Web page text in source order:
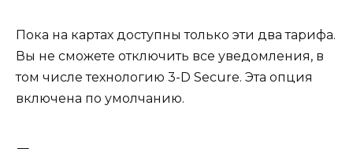
Пока на картах доступны только эти два тарифа.
Вы не сможете отключить все уведомления, в
том числе технологию 3-D Secure. Эта опция
включена по умолчанию.